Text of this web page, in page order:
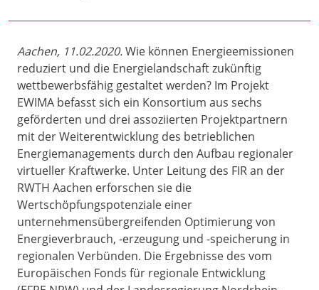
Aachen, 11.02.2020.Wie können Energieemissionen
reduziert und die Energielandschaft zukünftig
wettbewerbsfähig gestaltet werden? Im Projekt
EWIMA befasst sich ein Konsortium aus sechs
geförderten und drei assoziierten Projektpartnern
mit der Weiterentwicklung des betrieblichen
Energiemanagements durch den Aufbau regionaler
virtueller Kraftwerke. Unter Leitung des FIR an der
RWTH Aachen erforschen sie die
Wertschöpfungspotenziale einer
unternehmensübergreifenden Optimierung von
Energieverbrauch, -erzeugung und -speicherung in
regionalen Verbünden. Die Ergebnisse des vom
Europäischen Fonds für regionale Entwicklung